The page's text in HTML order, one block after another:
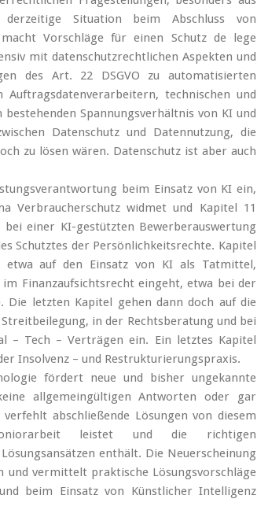
Situation beim Abschluss von
Vorschläge für einen Schutz de lege
mit datenschutzrechtlichen Aspekten und
des Art. 22 DSGVO zu automatisierten
Auftragsdatenverarbeitern, technischen und
Spannungsverhältnis von KI und
Datenschutz und Datennutzung, die
zu lösen wären. Datenschutz ist aber auch
beim Einsatz von KI ein,
Verbraucherschutz widmet und Kapitel 11
einer KI-gestützten Bewerberauswertung
Schutztes der Persönlichkeitsrechte. Kapitel
auf den Einsatz von KI als Tatmittel,
Finanzaufsichtsrecht eingeht, etwa bei der
Die letzten Kapitel gehen dann doch auf die
in der Rechtsberatung und bei
– Tech – Verträgen ein. Ein letztes Kapitel
Insolvenz – und Restrukturierungspraxis.
fördert neue und bisher ungekannte
allgemeingültigen Antworten oder gar
abschließende Lösungen von diesem
leistet und die richtigen
enthält. Die Neuerscheinung
und vermittelt praktische Lösungsvorschläge
beim Einsatz von Künstlicher Intelligenz